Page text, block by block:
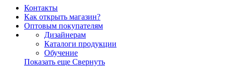
Контакты
Как открыть магазин?
Оптовым покупателям
Дизайнерам
Каталоги продукции
Обучение
Показать еще Свернуть